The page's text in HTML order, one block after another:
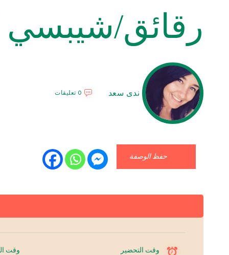
رقائق/شيبسي
ندى سعد 0 تعليقات
حفظ الوصفة
وقت التحضير
وقت